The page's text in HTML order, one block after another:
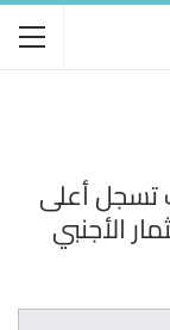
تسجل أعلى
الأجنبي